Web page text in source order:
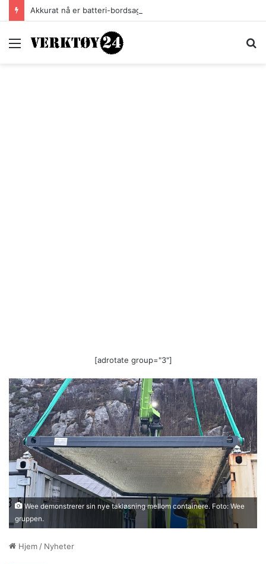
Akkurat nå er batteri-bordsaga til Festool billigere
Meny
[adrotate group="3"]
Wee demonstrerer sin nye takløsning mellom containere. Foto: Wee
gruppen.
Hjem / Nyheter